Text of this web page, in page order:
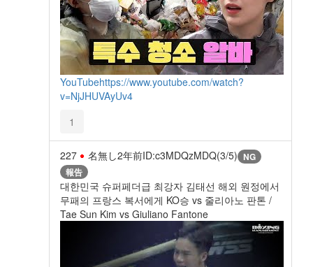
YouTubehttps://www.youtube.com/watch?
v=NjJHUVAyUv4
1
227 名無し2年前ID:c3MDQzMDQ(3/5) NG
報告
대한민국 슈퍼페더급 최강자 김태선 해외 원정에서
무패의 프랑스 복서에게 KO승 vs 줄리아노 판톤 /
Tae Sun Kim vs Giuliano Fantone